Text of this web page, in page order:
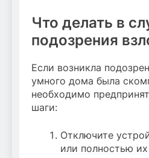
Что делать в
подозрения
Если возникла
умного дома была
необходимо
шаги:
Отключите
или полностью